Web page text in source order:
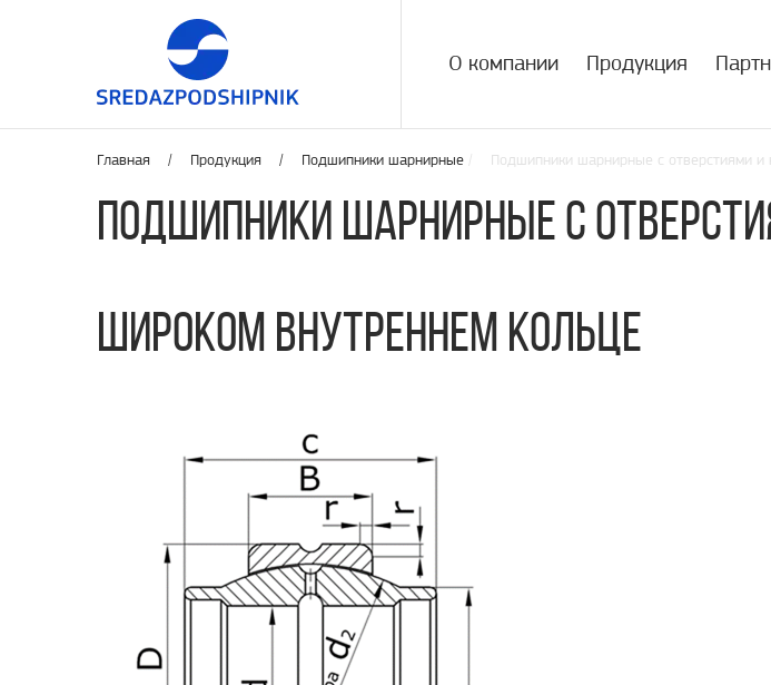
О компании Продукция
Главная / Продукция / Подшипники шарнирные / Подшипники шарнирные с отверстиями и
Подшипники шарнирные с
широком внутреннем кольце